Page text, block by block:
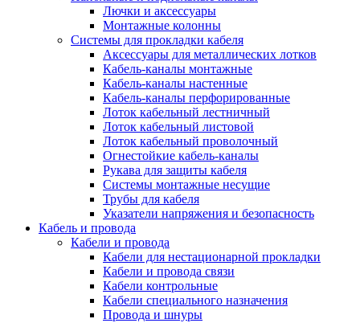
Лючки и аксессуары
Монтажные колонны
Системы для прокладки кабеля
Аксессуары для металлических лотков
Кабель-каналы монтажные
Кабель-каналы настенные
Кабель-каналы перфорированные
Лоток кабельный лестничный
Лоток кабельный листовой
Лоток кабельный проволочный
Огнестойкие кабель-каналы
Рукава для защиты кабеля
Системы монтажные несущие
Трубы для кабеля
Указатели напряжения и безопасность
Кабель и провода
Кабели и провода
Кабели для нестационарной прокладки
Кабели и провода связи
Кабели контрольные
Кабели специального назначения
Провода и шнуры